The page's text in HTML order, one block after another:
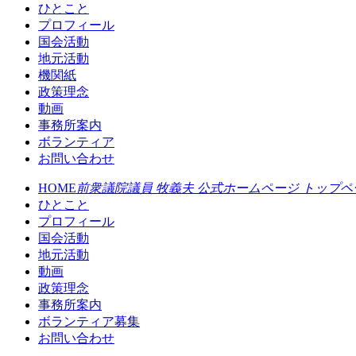
ひとこと
プロフィール
国会活動
地元活動
機関紙
政策理念
動画
事務所案内
ボランティア
お問い合わせ
HOME前衆議院議員 牧義夫 公式ホームページ トップペ
ひとこと
プロフィール
国会活動
地元活動
動画
政策理念
事務所案内
ボランティア募集
お問い合わせ